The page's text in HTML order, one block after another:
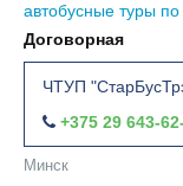
автобусные туры
Договорная
ЧТУП
+375 29 643-
Минск